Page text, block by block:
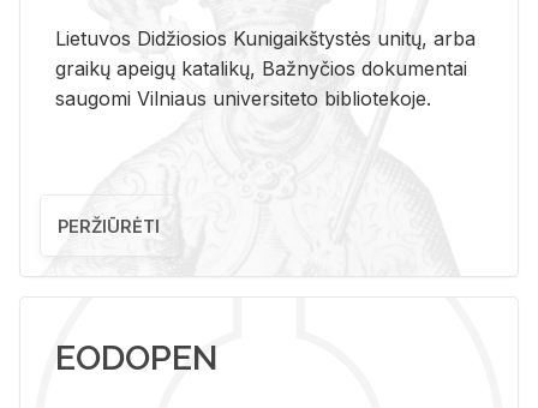
Lietuvos Didžiosios Kunigaikštystės unitų, arba
graikų apeigų katalikų, Bažnyčios dokumentai
saugomi Vilniaus universiteto bibliotekoje.
PERŽIŪRĖTI
EODOPEN